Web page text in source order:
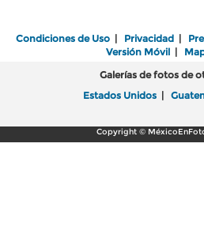
Condiciones de Uso | Privacidad |
Versión Móvil|
Galerías de fotos de
Estados Unidos |
Copyright ©